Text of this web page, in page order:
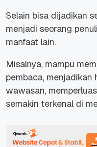
Selain bisa dijadikan
menjadi seorang
manfaat lain.
Misalnya, mampu
pembaca, menjadikan
wawasan,
semakin terkenal di